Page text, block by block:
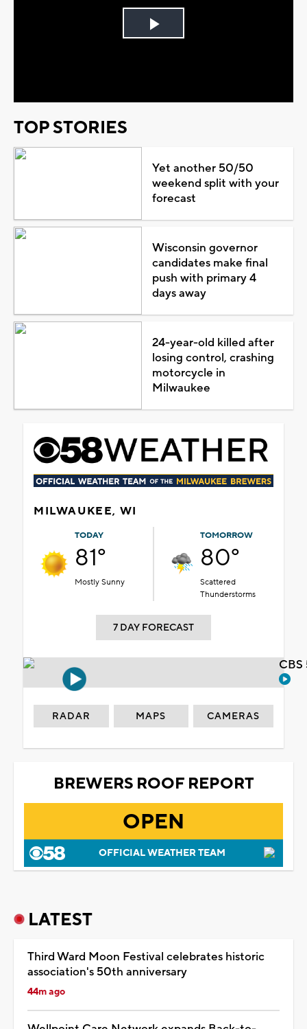
Play
TOP STORIES
Yet another 50/50
weekend split with your
forecast
Wisconsin governor
candidates make final
push with primary 4
days away
24-year-old killed after
losing control, crashing
motorcycle in
Milwaukee
MILWAUKEE, WI
TODAY
81°
Mostly Sunny
TOMORROW
80°
Scattered
Thunderstorms
7 DAY FORECAST
RADAR MAPS CAMERAS
BREWERS ROOF REPORT
OPEN
OFFICIAL WEATHER TEAM
LATEST
Third Ward Moon Festival celebrates historic
association's 50th anniversary
44m ago